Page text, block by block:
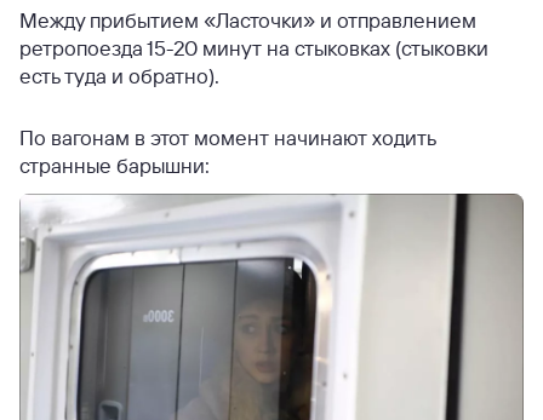
Между прибытием «Ласточки» и отправлением
ретропоезда 15-20 минут на стыковках (стыковки
есть туда и обратно).
По вагонам в этот момент начинают ходить
странные барышни: